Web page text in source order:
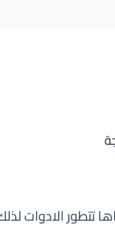
تتطور الادوات